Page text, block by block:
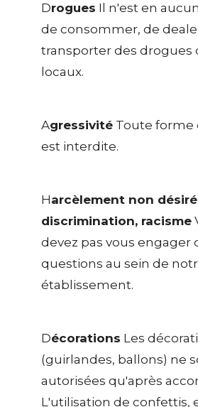
Drogues Il n'est en
de consommer, de
transporter des drogues
locaux.
Agressivité Toute forme
est interdite.
Harcèlement non
discrimination, racisme
devez pas vous engager
questions au sein de
établissement.
Décorations Les
(guirlandes, ballons) ne
autorisées qu'après
L'utilisation de confettis,